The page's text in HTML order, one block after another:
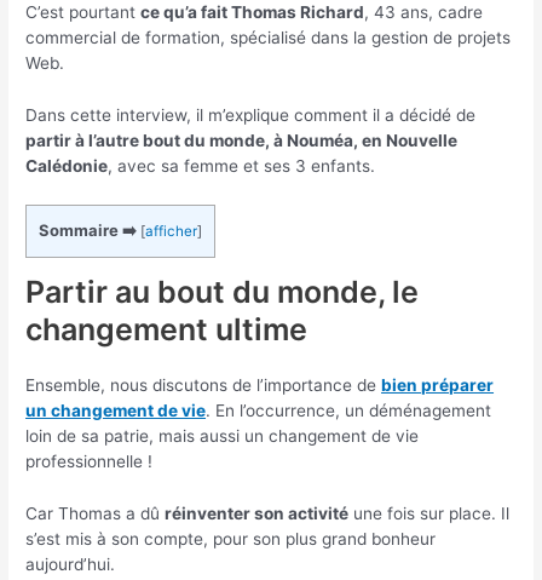
C’est pourtantce qu’a fait Thomas Richard, 43 ans, cadre
commercial de formation, spécialisé dans la gestion de projets
Web.
Dans cette interview, il m’explique comment il a décidé de
partir à l’autre bout du monde, à Nouméa, en Nouvelle
Calédonie, avec sa femme et ses 3 enfants.
Sommaire ➡️ [afficher]
Partir au bout du monde, le
changement ultime
Ensemble, nous discutons de l’importance debien préparer
un changement de vie. En l’occurrence, un déménagement
loin de sa patrie, mais aussi un changement de vie
professionnelle !
Car Thomas a dûréinventer son activité une fois sur place. Il
s’est mis à son compte, pour son plus grand bonheur
aujourd’hui.